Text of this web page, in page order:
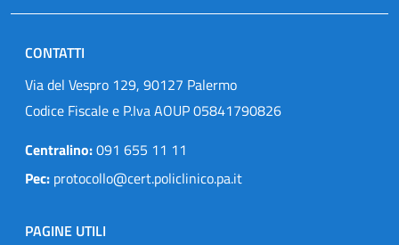
CONTATTI
Via del Vespro 129, 90127 Palermo
Codice Fiscale e P.Iva AOUP 05841790826
Centralino:091 655 11 11
Pec: protocollo@cert.policlinico.pa.it
PAGINE UTILI